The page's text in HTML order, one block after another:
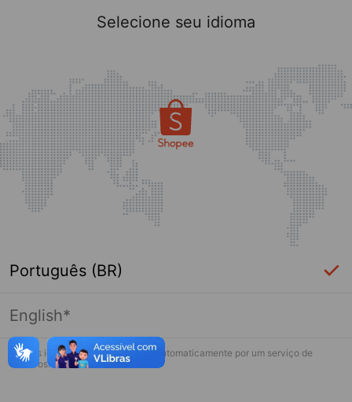
Selecione seu idioma
Português (BR)
English*
* Esses idiomas serão traduzidos automaticamente por um serviço de
terceiros.